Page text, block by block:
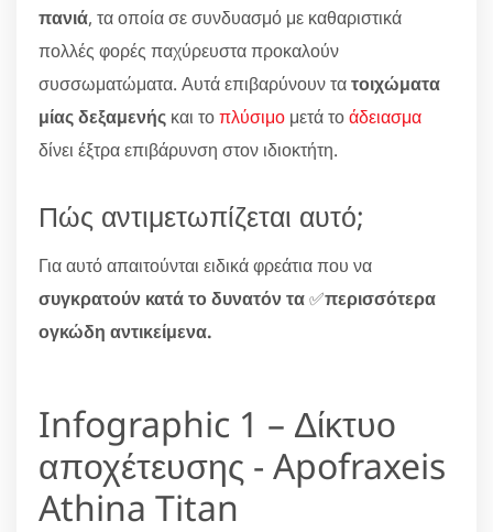
πανιά, τα οποία σε συνδυασμό με καθαριστικά
πολλές φορές παχύρευστα προκαλούν
συσσωματώματα. Αυτά επιβαρύνουν τατοιχώματα
μίας δεξαμενής και τοπλύσιμο μετά τοάδειασμα
δίνει έξτρα επιβάρυνση στον ιδιοκτήτη.
Πώς αντιμετωπίζεται αυτό;
Για αυτό απαιτούνται ειδικά φρεάτια που να
συγκρατούν κατά το δυνατόν τα✅περισσότερα
ογκώδη αντικείμενα.
Infographic 1 – Δίκτυο
αποχέτευσης - Apofraxeis
Athina Titan